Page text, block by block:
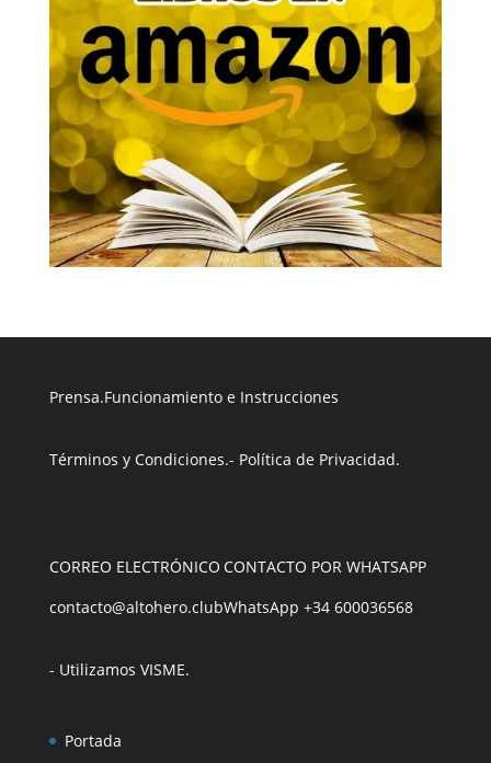
Prensa.Funcionamiento e Instrucciones
Términos y Condiciones.- Política de Privacidad.
CORREO ELECTRÓNICO
contacto@altohero.club
CONTACTO POR WHATSAPP
WhatsApp +34 600036568
- Utilizamos VISME.
Portada